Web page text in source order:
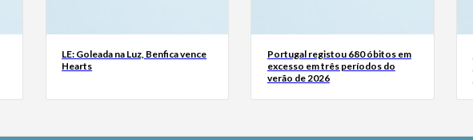
LE: Goleada na Luz, Benfica vence
Hearts
Portugal registou 680 óbitos em
excesso em três períodos do
verão de 2026